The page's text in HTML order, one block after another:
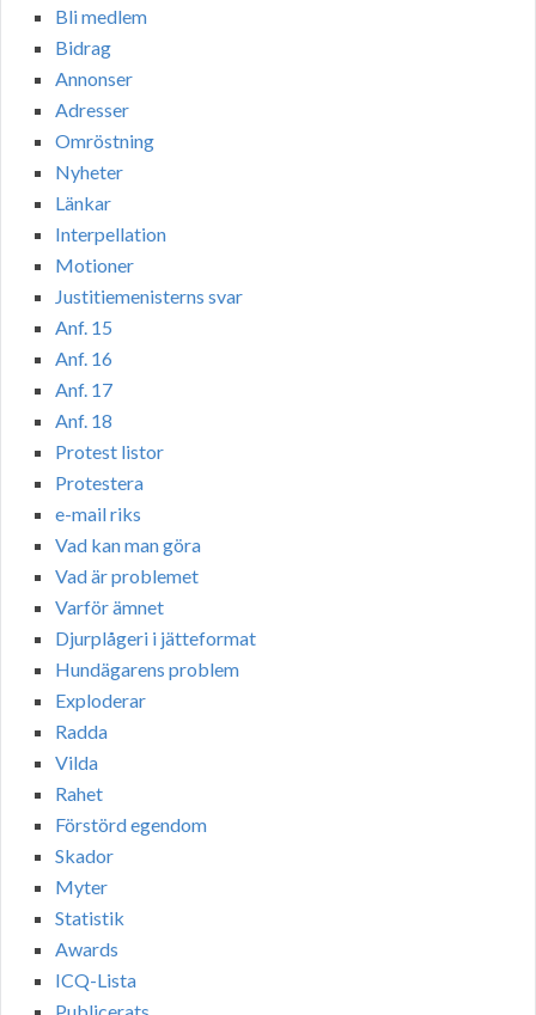
Bli medlem
Bidrag
Annonser
Adresser
Omröstning
Nyheter
Länkar
Interpellation
Motioner
Justitiemenisterns svar
Anf. 15
Anf. 16
Anf. 17
Anf. 18
Protest listor
Protestera
e-mail riks
Vad kan man göra
Vad är problemet
Varför ämnet
Djurplågeri i jätteformat
Hundägarens problem
Exploderar
Radda
Vilda
Rahet
Förstörd egendom
Skador
Myter
Statistik
Awards
ICQ-Lista